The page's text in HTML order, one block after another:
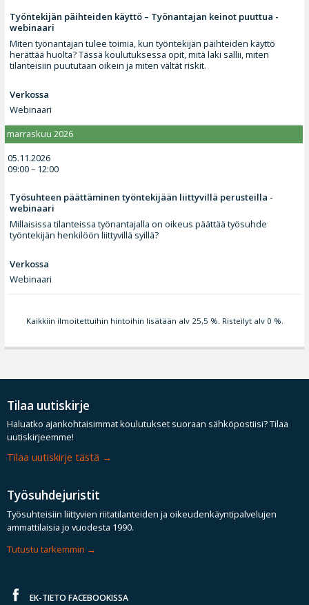
Työntekijän päihteiden käyttö – Työnantajan keinot puuttua -
webinaari
Miten työnantajan tulee toimia, kun työntekijän päihteiden käyttö
herättää huolta? Tässä koulutuksessa opit, mitä laki sallii, miten
tilanteisiin puututaan oikein ja miten vältät riskit.
Verkossa
Webinaari
marraskuu 2026
05.11.2026
09:00 – 12:00
Työsuhteen päättäminen työntekijään liittyvillä perusteilla -
webinaari
Millaisissa tilanteissa työnantajalla on oikeus päättää työsuhde
työntekijän henkilöön liittyvillä syillä?
Verkossa
Webinaari
Kaikkiin ilmoitettuihin hintoihin lisätään alv 25,5 %. Risteilyt alv 0 %.
Tilaa uutiskirje
Haluatko ajankohtaisimmat koulutukset suoraan sähköpostiisi? Tilaa
uutiskirjeemme!
Tilaa uutiskirje tästä
Työsuhdejuristit
Työsuhteisiin liittyvien riitatilanteiden ja oikeudenkäyntipalvelujen
ammattilaisia jo vuodesta 1990.
Tutustu tarkemmin
EK-TIETO FACEBOOKISSA